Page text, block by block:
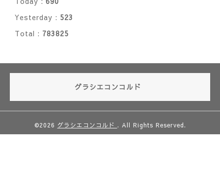
Yesterday : 523
Total : 783825
グラシエコンコルド
©2026 グラシエコンコルド . All Rights Reserved.